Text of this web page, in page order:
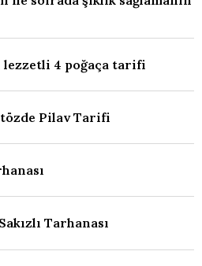
4 poğaça tarifi
Pilav Tarifi
Tarhanası